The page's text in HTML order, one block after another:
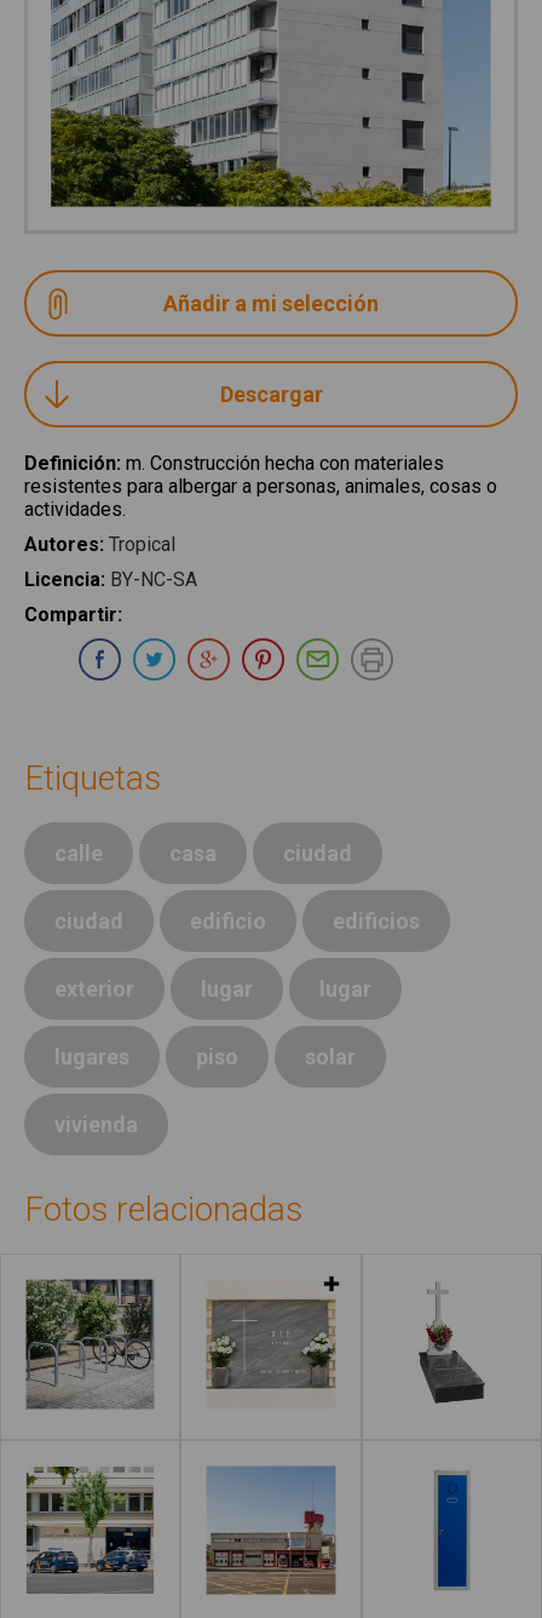
Descargar
Definición: m. Construcción hecha con materiales
resistentes para albergar a personas, animales, cosas o
actividades.
Autores: Tropical
Licencia: BY-NC-SA
Compartir:
Compartir en Whatsapp
Compartir en Facebook
Compartir en Twitter
Compartir en Google Plus
Compartir en Pinterest
Compartir por E-
Etiquetas
calle casa ciudad
ciudad edificio edificios
exterior lugar lugar
lugares piso solar
vivienda
Fotos relacionadas